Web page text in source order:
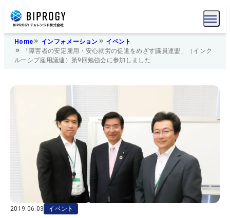
Home インフォメーション
イベント
「障害者の安定雇用・安心就労の促進をめざす議員連盟」（インク
ルーシブ雇用議連）第9回勉強会に参加しました
2019.06.03 イベント